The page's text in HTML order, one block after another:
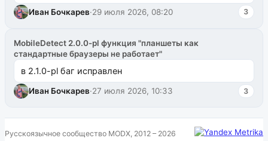
github.com/modx-pro/MiniShop3/issues/481Исправим
в б...
Иван Бочкарев·29 июля 2026, 08:20 3
MobileDetect 2.0.0-pl функция "планшеты как
стандартные браузеры не работает"
в 2.1.0-pl баг исправлен
Иван Бочкарев·27 июля 2026, 10:33 3
Русскоязычное сообщество MODX, 2012 – 2026